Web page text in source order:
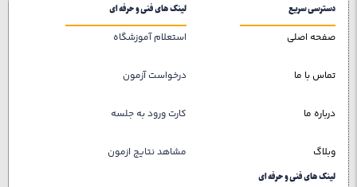
دسترسی سریع
صفحه اصلی
تماس با ما
درباره ما
وبلاگ
لینک های فنی و حرفه ای
استعلام آموزشگاه
درخواست آزمون
کارت ورود به جلسه
مشاهد نتایج ازمون
لینک های فنی و حرفه ای